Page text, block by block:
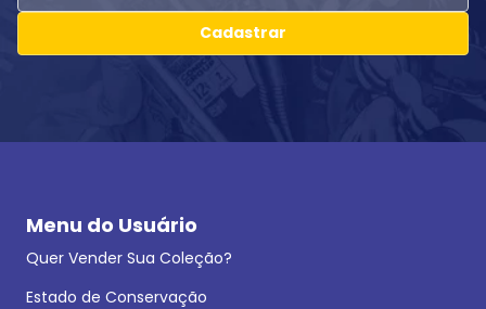
Cadastrar
Menu do Usuário
Quer Vender Sua Coleção?
Estado de Conservação